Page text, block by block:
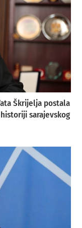
Škrijelja postala
sarajevskog